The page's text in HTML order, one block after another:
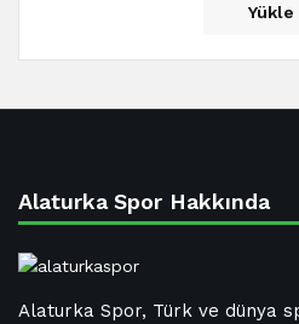
Yükle
Alaturka Spor Hakkında
Alaturka Spor, Türk ve dünya